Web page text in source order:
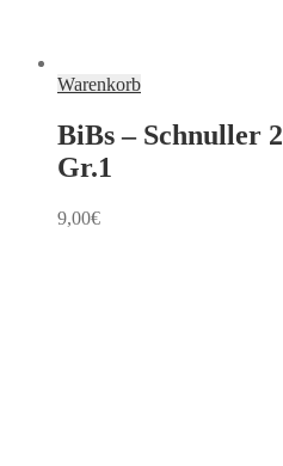
Warenkorb
BiBs – Schnuller
Gr.1
9,00€